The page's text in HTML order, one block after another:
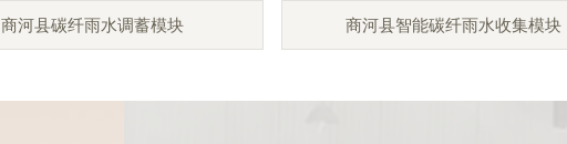
商河县碳纤雨水调蓄模块 商河县智能碳纤雨水收集模块